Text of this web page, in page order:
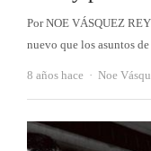
Por NOE VÁSQUEZ
nuevo que los asuntos
8 años hace Autor
Noe